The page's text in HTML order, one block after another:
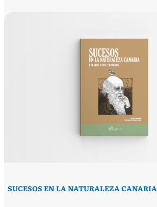
SUCESOS EN LA NATURALEZA CANARIA